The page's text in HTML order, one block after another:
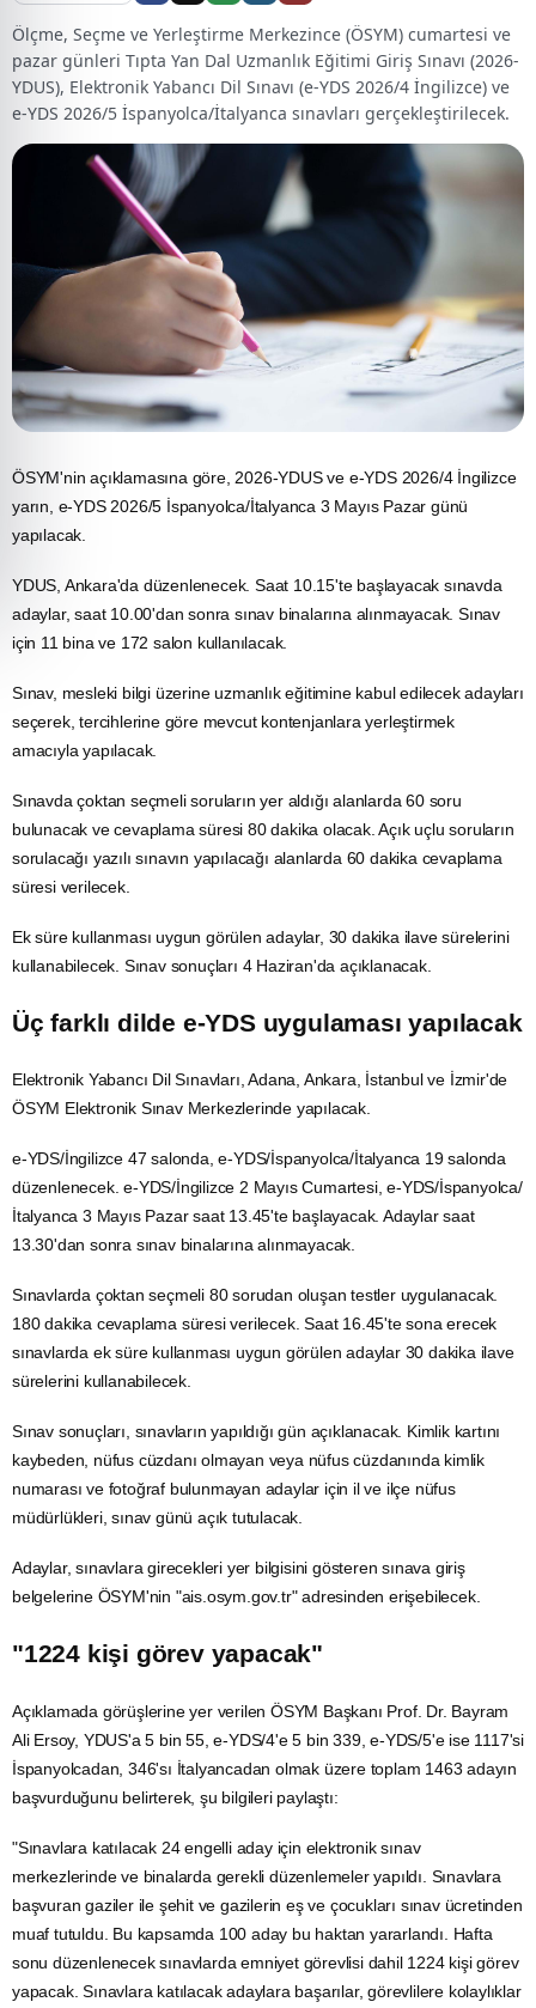
Ölçme, Seçme ve Yerleştirme Merkezince (ÖSYM) cumartesi ve
pazar günleri Tıpta Yan Dal Uzmanlık Eğitimi Giriş Sınavı (2026-
YDUS), Elektronik Yabancı Dil Sınavı (e-YDS 2026/4 İngilizce) ve
e-YDS 2026/5 İspanyolca/İtalyanca sınavları gerçekleştirilecek.
ÖSYM'nin açıklamasına göre, 2026-YDUS ve e-YDS 2026/4 İngilizce
yarın, e-YDS 2026/5 İspanyolca/İtalyanca 3 Mayıs Pazar günü
yapılacak.
YDUS, Ankara'da düzenlenecek. Saat 10.15'te başlayacak sınavda
adaylar, saat 10.00'dan sonra sınav binalarına alınmayacak. Sınav
için 11 bina ve 172 salon kullanılacak.
Sınav, mesleki bilgi üzerine uzmanlık eğitimine kabul edilecek adayları
seçerek, tercihlerine göre mevcut kontenjanlara yerleştirmek
amacıyla yapılacak.
Sınavda çoktan seçmeli soruların yer aldığı alanlarda 60 soru
bulunacak ve cevaplama süresi 80 dakika olacak. Açık uçlu soruların
sorulacağı yazılı sınavın yapılacağı alanlarda 60 dakika cevaplama
süresi verilecek.
Ek süre kullanması uygun görülen adaylar, 30 dakika ilave sürelerini
kullanabilecek. Sınav sonuçları 4 Haziran'da açıklanacak.
Üç farklı dilde e-YDS uygulaması yapılacak
Elektronik Yabancı Dil Sınavları, Adana, Ankara, İstanbulve İzmir'de
ÖSYM Elektronik Sınav Merkezlerinde yapılacak.
e-YDS/İngilizce 47 salonda, e-YDS/İspanyolca/İtalyanca 19 salonda
düzenlenecek. e-YDS/İngilizce 2 Mayıs Cumartesi, e-YDS/İspanyolca/
İtalyanca 3 Mayıs Pazar saat 13.45'te başlayacak. Adaylar saat
13.30'dan sonra sınav binalarına alınmayacak.
Sınavlarda çoktan seçmeli 80 sorudan oluşan testler uygulanacak.
180 dakika cevaplama süresi verilecek. Saat 16.45'te sona erecek
sınavlarda ek süre kullanması uygun görülen adaylar 30 dakika ilave
sürelerini kullanabilecek.
Sınav sonuçları, sınavların yapıldığı gün açıklanacak. Kimlikkartını
kaybeden, nüfus cüzdanı olmayan veya nüfus cüzdanında kimlik
numarası ve fotoğraf bulunmayan adaylar için il ve ilçe nüfus
müdürlükleri, sınav günü açık tutulacak.
Adaylar, sınavlara girecekleri yer bilgisini gösteren sınava giriş
belgelerine ÖSYM'nin "ais.osym.gov.tr" adresinden erişebilecek.
"1224 kişi görev yapacak"
Açıklamada görüşlerine yer verilen ÖSYM Başkanı Prof. Dr. Bayram
Ali Ersoy, YDUS'a 5 bin 55, e-YDS/4'e 5 bin 339, e-YDS/5'e ise 1117'si
İspanyolcadan, 346'sı İtalyancadan olmak üzere toplam 1463 adayın
başvurduğunu belirterek, şu bilgileri paylaştı:
"Sınavlara katılacak 24 engelli aday için elektronik sınav
merkezlerinde ve binalarda gerekli düzenlemeler yapıldı. Sınavlara
başvuran gaziler ile şehit ve gazilerin eş ve çocukları sınav ücretinden
muaf tutuldu. Bu kapsamda 100 aday bu haktan yararlandı. Hafta
sonu düzenlenecek sınavlarda emniyet görevlisi dahil 1224 kişi görev
yapacak. Sınavlara katılacak adaylara başarılar, görevlilere kolaylıklar